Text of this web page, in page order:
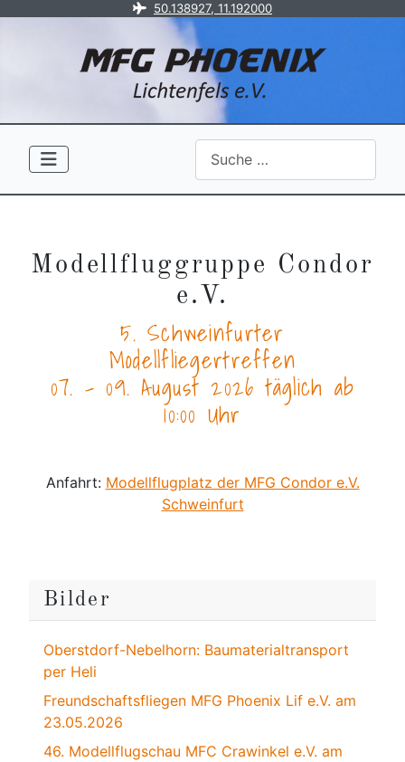
50.138927, 11.192000
Modellfluggruppe Condor
e.V.
5. Schweinfurter
Modellfliegertreffen
07. - 09. August 2026 täglich ab
10:00 Uhr
Anfahrt: Modellflugplatz der MFG Condor e.V.
Schweinfurt
Bilder
Oberstdorf-Nebelhorn: Baumaterialtransport
per Heli
Freundschaftsfliegen MFG Phoenix Lif e.V. am
23.05.2026
46. Modellflugschau MFC Crawinkel e.V. am